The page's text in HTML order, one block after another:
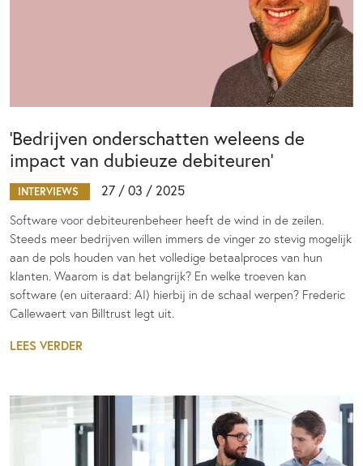
‘Bedrijven onderschatten weleens de
impact van dubieuze debiteuren’
INTERVIEWS 27 / 03 / 2025
Software voor debiteurenbeheer heeft de wind in de zeilen.
Steeds meer bedrijven willen immers de vinger zo stevig mogelijk
aan de pols houden van het volledige betaalproces van hun
klanten. Waarom is dat belangrijk? En welke troeven kan
software (en uiteraard: AI) hierbij in de schaal werpen? Frederic
Callewaert van Billtrust legt uit.
LEES VERDER